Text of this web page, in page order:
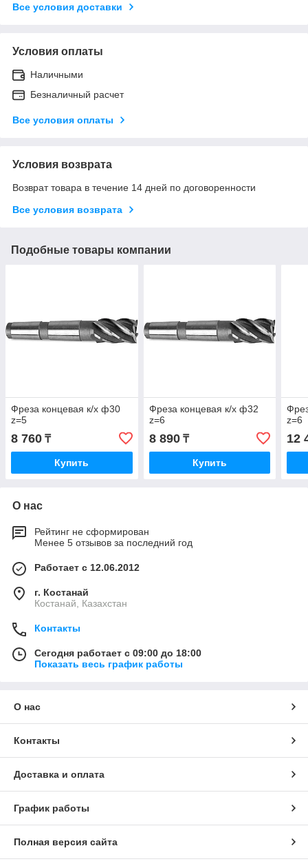
Все условия доставки
Условия оплаты
Наличными
Безналичный расчет
Все условия оплаты
Условия возврата
Возврат товара в течение 14 дней по договоренности
Все условия возврата
Подобные товары компании
Фреза концевая к/х ф30
z=5
8 760 ₸
Купить
Фреза концевая к/х ф32
z=6
8 890₸
Купить
z=6
12
О нас
Рейтинг не сформирован
Менее 5 отзывов за последний год
Работает с 12.06.2012
г. Костанай
Костанай, Казахстан
Контакты
Сегодня работает с 09:00 до 18:00
Показать весь график работы
О нас
Контакты
Доставка и оплата
График работы
Полная версия сайта